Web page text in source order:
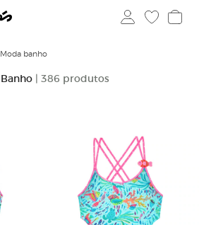
Moda banho
| 386 produtos